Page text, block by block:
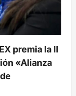
premia la II
«Alianza